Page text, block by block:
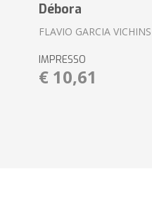
Débora
FLAVIO GARCIA
IMPRESSO
€ 10,61